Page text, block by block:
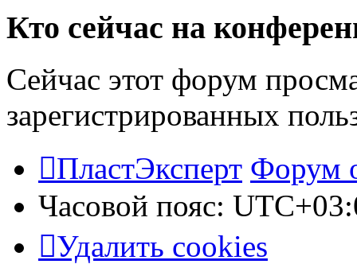
Кто сейчас на
Сейчас этот форум
зарегистрированных
ПластЭксперт Форум
Часовой пояс:
Удалить cookies